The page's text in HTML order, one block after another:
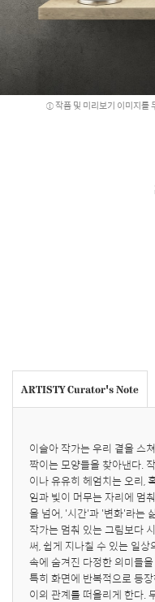
작품 및 미리보기 이미지를
ARTISTY Curator's Note
이슬아 작가는 우리 곁을 스
짝이는 모양들을 찾아낸다.
이나 유유히 헤엄치는 오리,
임과 빛이 머무는 자리에 멈
을 넘어, '시간'과 '변화'라는
작가는 멈춰 있는 그림보다
써, 쉽게 지나칠 수 있는 일
속에 숨겨진 다정한 의미들
특히 화면에 반복적으로 등
이의 관계를 떠올리게 한다.